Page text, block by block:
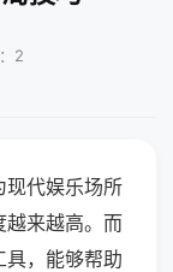
2
现代娱乐场所
越来越高。而
，能够帮助